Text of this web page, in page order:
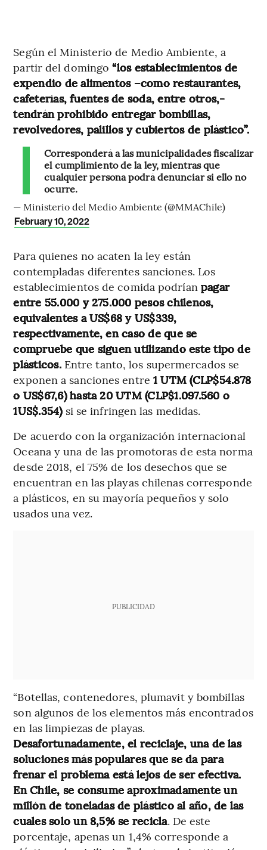
Según el Ministerio de Medio Ambiente, a
partir del domingo “los establecimientos de
expendio de alimentos –como restaurantes,
cafeterías, fuentes de soda, entre otros,-
tendrán prohibido entregar bombillas,
revolvedores, palillos y cubiertos de plástico”.
Corresponderá a las municipalidades fiscalizar
el cumplimiento de la ley, mientras que
cualquier persona podrá denunciar si ello no
ocurre.
— Ministerio del Medio Ambiente (@MMAChile)
February 10, 2022
Para quienes no acaten la ley están
contempladas diferentes sanciones. Los
establecimientos de comida podrían pagar
entre 55.000 y 275.000 pesos chilenos,
equivalentes a US$68 y US$339,
respectivamente, en caso de que se
compruebe que siguen utilizando este tipo de
plásticos.Entre tanto, los supermercados se
exponen a sanciones entre 1 UTM (CLP$54.878
o US$67,6) hasta 20 UTM (CLP$1.097.560 o
1US$.354)si se infringen las medidas.
De acuerdo con la organización internacional
Oceana y una de las promotoras de esta norma
desde 2018, el 75% de los desechos que se
encuentran en las playas chilenas corresponde
a plásticos, en su mayoría pequeños y solo
usados una vez.
PUBLICIDAD
“Botellas, contenedores, plumavit y bombillas
son algunos de los elementos más encontrados
en las limpiezas de playas.
Desafortunadamente, el reciclaje, una de las
soluciones más populares que se da para
frenar el problema está lejos de ser efectiva.
En Chile, se consume aproximadamente un
millón de toneladas de plástico al año, de las
cuales solo un 8,5% se recicla. De este
porcentaje, apenas un 1,4% corresponde a